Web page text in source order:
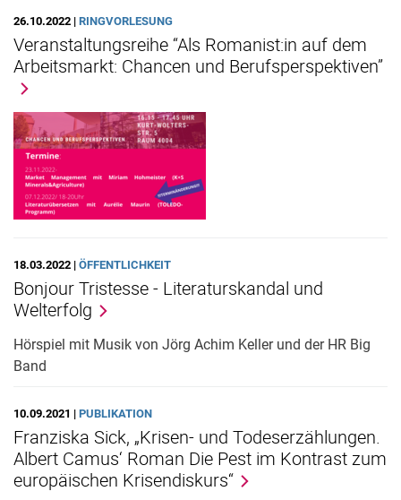
26.10.2022 | RINGVORLESUNG
Veranstaltungsreihe “Als Romanist:in auf dem
Arbeitsmarkt: Chancen und Berufsperspektiven”
18.03.2022 | ÖFFENTLICHKEIT
Bonjour Tristesse - Literaturskandal und
Welterfolg
Hörspiel mit Musik von Jörg Achim Keller und der HR Big
Band
10.09.2021 | PUBLIKATION
Franziska Sick, „Krisen- und Todeserzählungen.
Albert Camus‘ Roman Die Pest im Kontrast zum
europäischen Krisendiskurs“